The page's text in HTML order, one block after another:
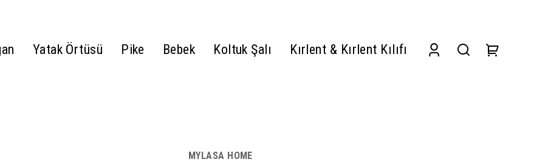
Yatak Örtüsü Pike Bebek Koltuk Şalı Kırlent & Kırlent Kılıfı
MYLASA HOME